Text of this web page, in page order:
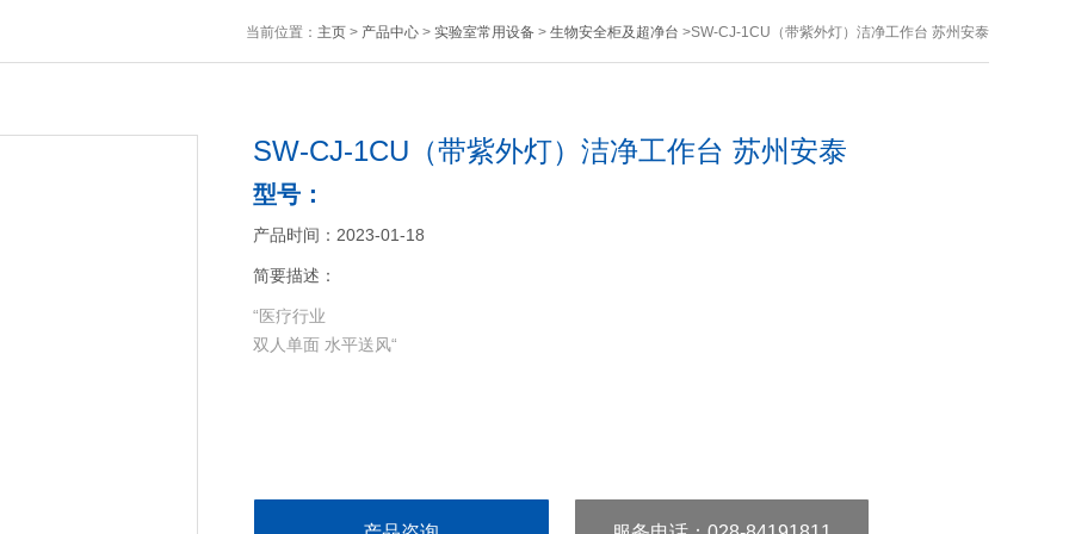
当前位置： 主页> 产品中心> 实验室常用设备> 生物安全柜及超净台 >SW-CJ-1CU（带紫外灯）洁净工作台 苏州安泰
SW-CJ-1CU（带紫外灯）洁净工作台 苏州安泰
型号：
产品时间：2023-01-18
简要描述：
“医疗行业
双人单面 水平送风“